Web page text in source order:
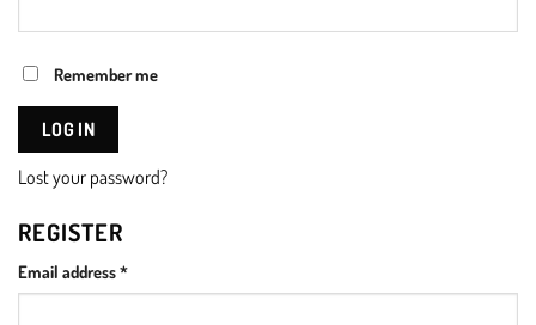
Remember me
LOG IN
Lost your password?
REGISTER
Email address*Required